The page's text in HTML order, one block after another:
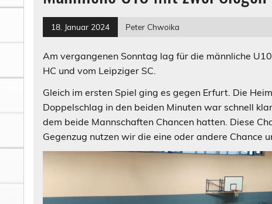
18. Januar 2024 Peter Chwoika
Am vergangenen Sonntag lag für die männliche
HC und vom Leipziger SC.
Gleich im ersten Spiel ging es gegen Erfurt. Die
Doppelschlag in den beiden Minuten war schnell
dem beide Mannschaften Chancen hatten. Diese
Gegenzug nutzen wir die eine oder andere Chance